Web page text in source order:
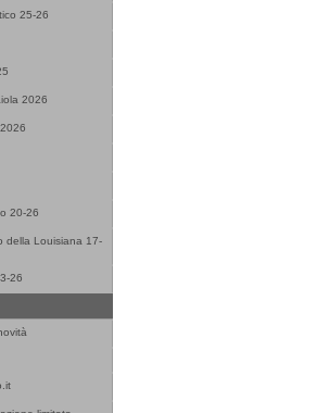
25-26
2026
20-26
della Louisiana 17-
26